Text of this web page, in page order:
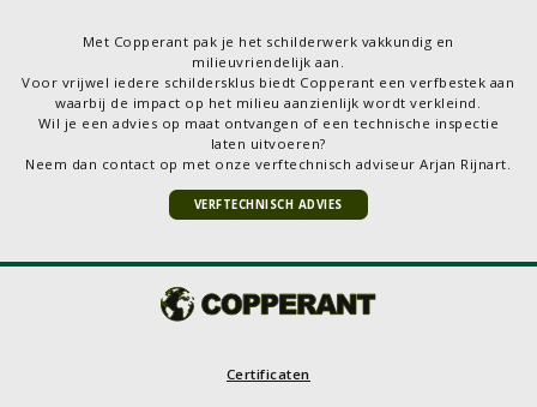
Met Copperant pak je het schilderwerk vakkundig en
milieuvriendelijk aan.
Voor vrijwel iedere schildersklus biedt Copperant een verfbestek aan
waarbij de impact op het milieu aanzienlijk wordt verkleind.
Wil je een advies op maat ontvangen of een technische inspectie
laten uitvoeren?
Neem dan contact op met onze verftechnisch adviseur Arjan Rijnart.
VERFTECHNISCH ADVIES
Certificaten